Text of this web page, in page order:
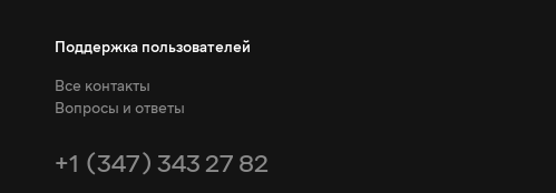
Поддержка пользователей
Все контакты
Вопросы и ответы
+1 (347) 343 27 82